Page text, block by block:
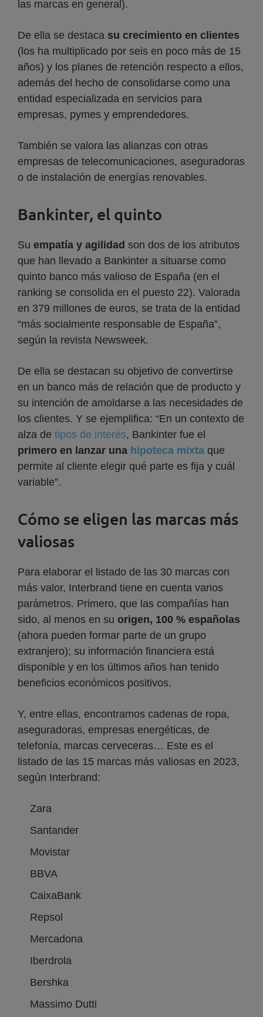
las marcas en general).
De ella se destaca su crecimiento en clientes
(los ha multiplicado por seis en poco más de 15
años) y los planes de retención respecto a ellos,
además del hecho de consolidarse como una
entidad especializada en servicios para
empresas, pymes y emprendedores.
También se valora las alianzas con otras
empresas de telecomunicaciones, aseguradoras
o de instalación de energías renovables.
Bankinter, el quinto
Su empatía y agilidad son dos de los atributos
que han llevado a Bankinter a situarse como
quinto banco más valioso de España (en el
ranking se consolida en el puesto 22). Valorada
en 379 millones de euros, se trata de la entidad
“más socialmente responsable de España”,
según la revista Newsweek.
De ella se destacan su objetivo de convertirse
en un banco más de relación que de producto y
su intención de amoldarse a las necesidades de
los clientes. Y se ejemplifica: “En un contexto de
alza de tipos de interés, Bankinter fue el
primero en lanzar una hipoteca mixta que
permite al cliente elegir qué parte es fija y cuál
variable”.
Cómo se eligen las marcas más
valiosas
Para elaborar el listado de las 30 marcas con
más valor, Interbrand tiene en cuenta varios
parámetros. Primero, que las compañías han
sido, al menos en su origen, 100 % españolas
(ahora pueden formar parte de un grupo
extranjero); su información financiera está
disponible y en los últimos años han tenido
beneficios económicos positivos.
Y, entre ellas, encontramos cadenas de ropa,
aseguradoras, empresas energéticas, de
telefonía, marcas cerveceras… Este es el
listado de las 15 marcas más valiosas en 2023,
según Interbrand:
Zara
Santander
Movistar
BBVA
CaixaBank
Repsol
Mercadona
Iberdrola
Bershka
Massimo Dutti